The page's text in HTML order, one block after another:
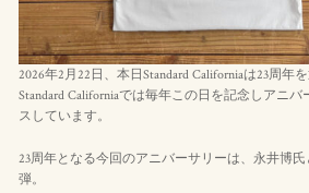
2026年2月22日、本日Standard Californiaは23周年
Standard Californiaでは毎年この日を記念しアニ
スしています。
23周年となる今回のアニバーサリーは、永井博
弾。